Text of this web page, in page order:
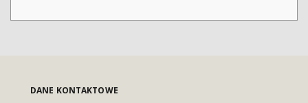
DANE KONTAKTOWE